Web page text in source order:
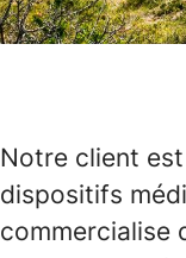
Notre client
dispositifs
commercialise